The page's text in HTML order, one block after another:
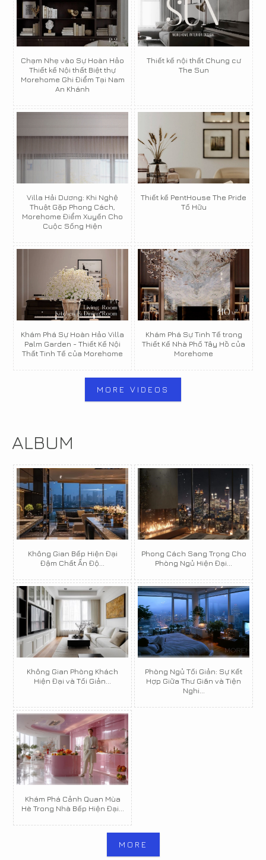
Chạm Nhẹ vào Sự Hoàn Hảo
Thiết kế Nội thất Biệt thự
Morehome Ghi Điểm Tại Nam
An Khánh
Thiết kế nội thất Chung cư
The Sun
Villa Hải Dương: Khi Nghệ
Thuật Gặp Phong Cách,
Morehome Điểm Xuyến Cho
Cuộc Sống Hiện
Thiết kế PentHouse The Pride
Tố Hữu
Khám Phá Sự Hoàn Hảo Villa
Palm Garden - Thiết Kế Nội
Thất Tinh Tế của Morehome
Khám Phá Sự Tinh Tế trong
Thiết Kế Nhà Phố Tây Hồ của
Morehome
MORE VIDEOS
ALBUM
Không Gian Bếp Hiện Đại
Đậm Chất Ấn Độ...
Phong Cách Sang Trọng Cho
Phòng Ngủ Hiện Đại...
Không Gian Phòng Khách
Hiện Đại và Tối Giản...
Phòng Ngủ Tối Giản: Sự Kết
Hợp Giữa Thư Giãn và Tiện
Nghi...
Khám Phá Cảnh Quan Mùa
Hè Trong Nhà Bếp Hiện Đại...
MORE